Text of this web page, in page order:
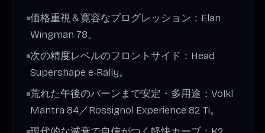
価格重視＆寛容なプログレッション：Elan
Wingman 78。
次の精度レベルのフロントサイド：Head
Supershape e‑Rally。
荒れた午後のバーンまで安定・多用途：Völkl
Mantra 84／Rossignol Experience 82 Ti。